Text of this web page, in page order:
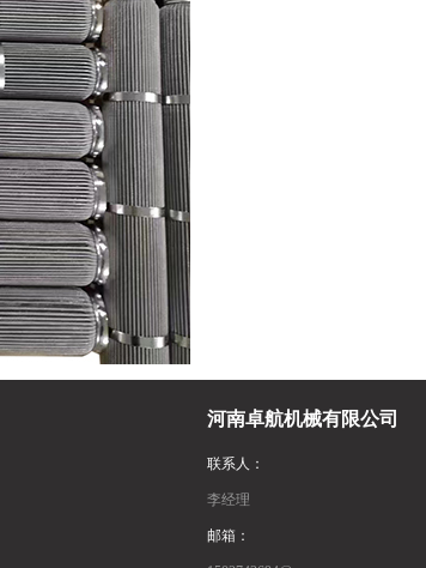
河南卓航机械有限公司
联系人：
李经理
邮箱：